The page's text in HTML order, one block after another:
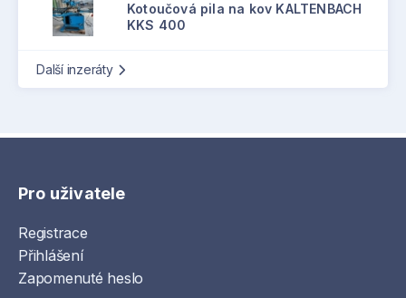
Kotoučová pila na kov KALTENBACH
KKS 400
Další inzeráty
Pro uživatele
Registrace
Přihlášení
Zapomenuté heslo